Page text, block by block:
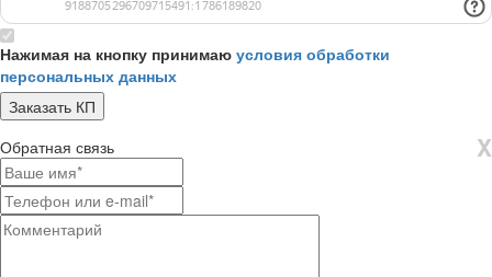
Нажимая на кнопку принимаю условия обработки
персональных данных
X
Обратная связь